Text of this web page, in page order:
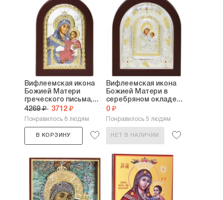
Вифлеемская икона
Божией Матери
греческого письма,...
4269 ₽ 3712 ₽
Понравилось 8 людям
В КОРЗИНУ
Вифлеемская икона
Божией Матери в
серебряном окладе...
0 ₽
Понравилось 5 людям
НЕТ В НАЛИЧИИ